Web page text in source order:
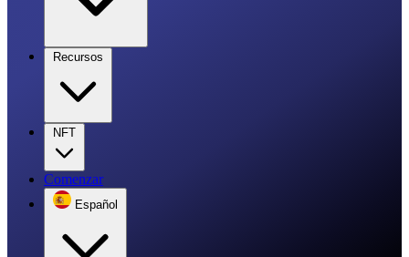
Recursos
NFT
Comenzar
Español